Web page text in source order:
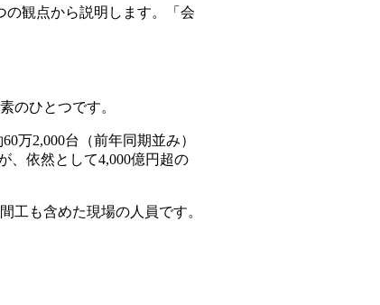
観点から説明します。「会
のひとつです。
万2,000台（前年同期並み）
、依然として4,000億円超の
工も含めた現場の人員です。